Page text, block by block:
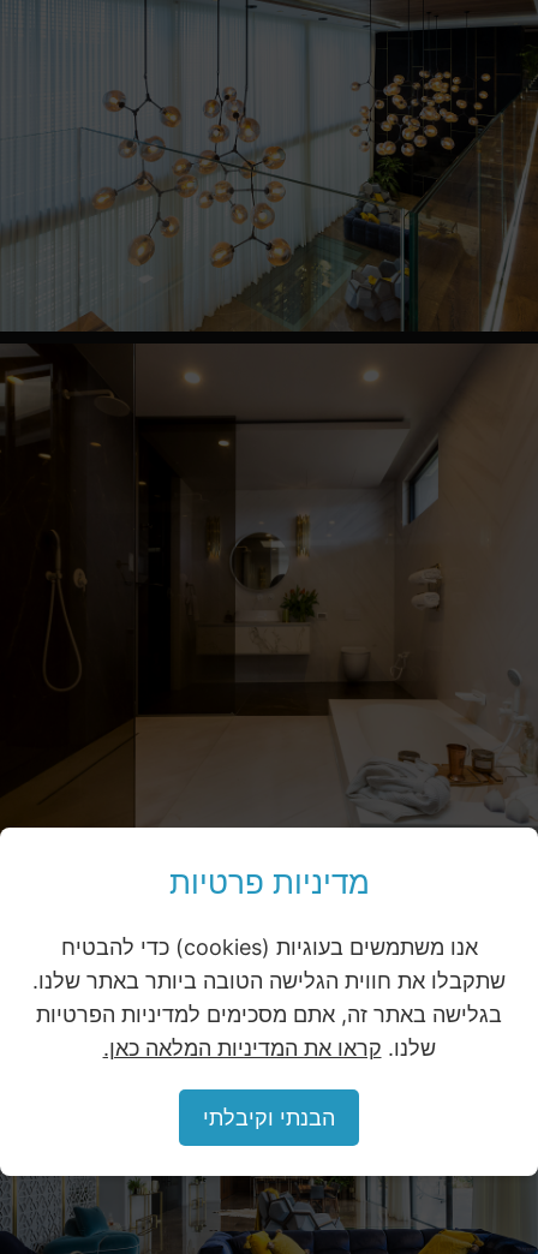
מדיניות פרטיות
אנו משתמשים בעוגיות (cookies) כדי להבטיח
שתקבלו את חווית הגלישה הטובה ביותר באתר שלנו.
בגלישה באתר זה, אתם מסכימים למדיניות הפרטיות
שלנו. קראו את המדיניות המלאה כאן.
הבנתי וקיבלתי